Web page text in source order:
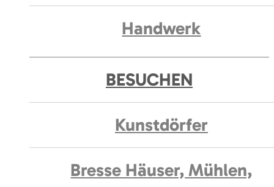
Handwerk
BESUCHEN
Kunstdörfer
Bresse Häuser, Mühlen,